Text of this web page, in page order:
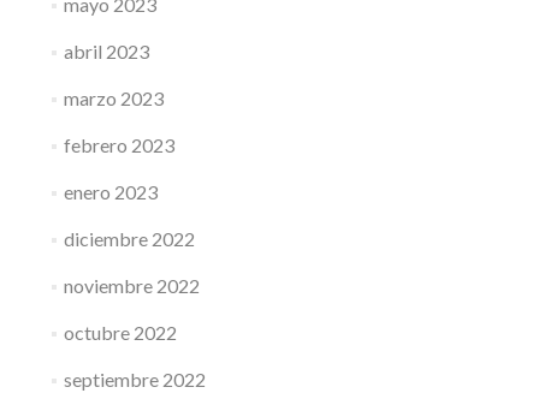
abril 2023
marzo 2023
febrero 2023
enero 2023
diciembre 2022
noviembre 2022
octubre 2022
septiembre 2022